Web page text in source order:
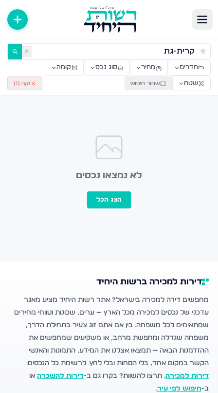
דירות למכירה ולהשכרה — רשות היחיד ✕
חדרים מחיר סוג נכס קומה
שטח שמור חיפוש נקה ( 1
)
לא נמצאו נכסים
הצג הכל
דירות למכירה ברשות היחיד
מחפשים דירה למכירה בישראל? אתר רשות היחיד מציע מאגר
עדכני של נכסים למכירה מכל הארץ — ערים, שכונות וטווחי מחירים
שמתאימים לכל משפחה. בין אם אתם זוג צעיר בתחילת הדרך,
משפחה שגדלה ומחפשת מרחב, או משקיעים שמחפשים את
ההזדמנות הבאה — תמצאו אצלנו את המידע, התמונות והאנשי
הקשר במקום אחד, בלי הסחות ובלי לחץ. לרשימת כל הנכסים:
דירות למכירה. תרצו להשוות? בקרו גם ב-דירות להשכרה או
ב-חיפוש לפי עיר.